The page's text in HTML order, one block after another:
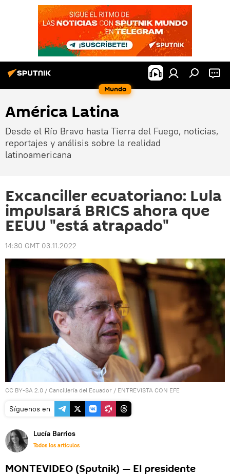
Mundo
América Latina
Desde el Río Bravo hasta Tierra del Fuego, noticias,
reportajes y análisis sobre la realidad
latinoamericana
Excanciller ecuatoriano: Lula
impulsará BRICS ahora que
EEUU "está atrapado"
14:30 GMT 03.11.2022
CC BY-SA 2.0 / Cancillería del Ecuador / ENTREVISTA CON EFE
Síguenos en
Lucía Barrios
Todos los artículos
MONTEVIDEO (Sputnik) — El presidente